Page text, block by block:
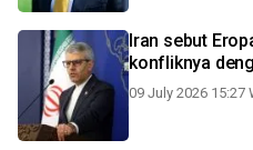
Iran sebut
konfliknya
09 July 2026 15:27